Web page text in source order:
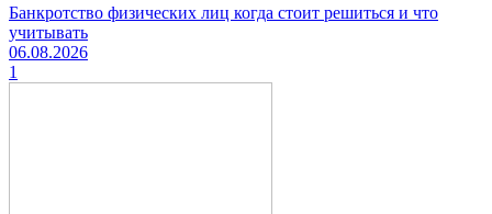
Банкротство физических лиц когда стоит решиться и что
учитывать
06.08.2026
1